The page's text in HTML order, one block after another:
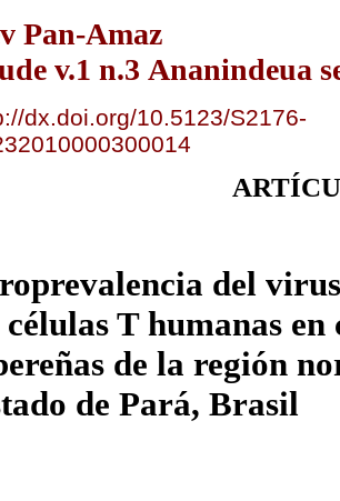
Pan-Amaz
v.1 n.3 Ananindeua
dx.doi.org/10.5123/S2176-
del
células T humanas en
de la región
de Pará, Brasil